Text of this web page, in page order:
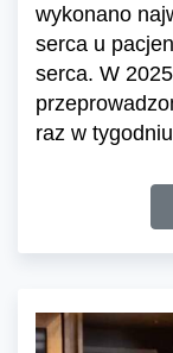
wykonano
serca u
serca. W
raz w